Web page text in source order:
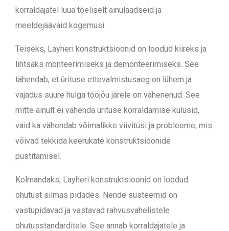
korraldajatel luua tõeliselt ainulaadseid ja
meeldejäävaid kogemusi.
Teiseks, Layheri konstruktsioonid on loodud kiireks ja
lihtsaks monteerimiseks ja demonteerimiseks. See
tähendab, et ürituse ettevalmistusaeg on lühem ja
vajadus suure hulga tööjõu järele on vähenenud. See
mitte ainult ei vähenda ürituse korraldamise kulusid,
vaid ka vähendab võimalikke viivitusi ja probleeme, mis
võivad tekkida keerukate konstruktsioonide
püstitamisel.
Kolmandaks, Layheri konstruktsioonid on loodud
ohutust silmas pidades. Nende süsteemid on
vastupidavad ja vastavad rahvusvahelistele
ohutusstandarditele. See annab korraldajatele ja